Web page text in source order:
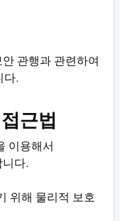
관행과 관련하여
.
근법
이용해서
다.
위해 물리적 보호